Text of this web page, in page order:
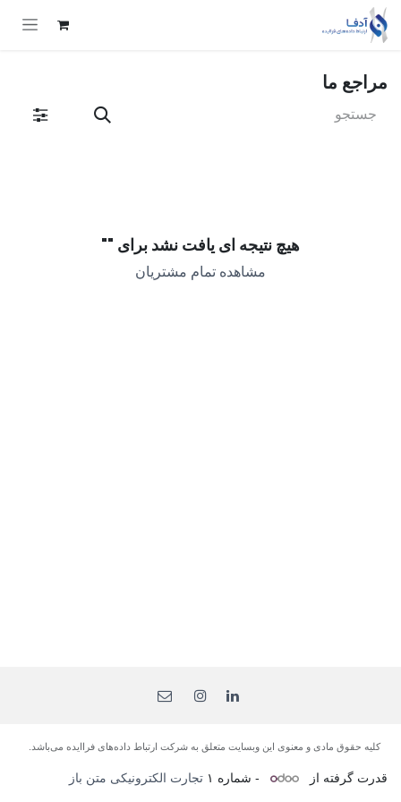
Skip to Content
مراجع ما
هیچ نتیجه ای یافت نشد برای ""
مشاهده تمام مشتریان
کلیه حقوق مادی و معنوی این وبسایت متعلق به شرکت ارتباط داده‌های فرا‌ایده می‌باشد.
قدرت گرفته از - شماره ۱ تجارت الکترونیکی متن باز